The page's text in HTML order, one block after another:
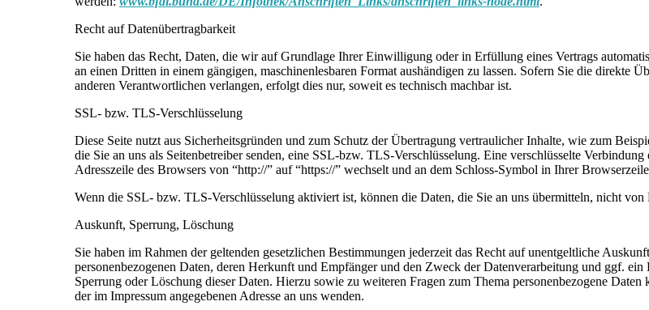
Recht auf Datenübertragbarkeit
Sie haben das Recht, Daten, die wir auf Grundlage Ihrer Einwilligung oder in Erfüllung eines Vertrags
an einen Dritten in einem gängigen, maschinenlesbaren Format aushändigen zu lassen. Sofern Sie die direkte
anderen Verantwortlichen verlangen, erfolgt dies nur, soweit es technisch machbar ist.
SSL- bzw. TLS-Verschlüsselung
Diese Seite nutzt aus Sicherheitsgründen und zum Schutz der Übertragung vertraulicher Inhalte, wie zum
die Sie an uns als Seitenbetreiber senden, eine SSL-bzw. TLS-Verschlüsselung. Eine verschlüsselte Verbindung
Adresszeile des Browsers von “http://” auf “https://” wechselt und an dem Schloss-Symbol in Ihrer
Wenn die SSL- bzw. TLS-Verschlüsselung aktiviert ist, können die Daten, die Sie an uns übermitteln, nicht von
Auskunft, Sperrung, Löschung
Sie haben im Rahmen der geltenden gesetzlichen Bestimmungen jederzeit das Recht auf unentgeltliche
personenbezogenen Daten, deren Herkunft und Empfänger und den Zweck der Datenverarbeitung und ggf.
Sperrung oder Löschung dieser Daten. Hierzu sowie zu weiteren Fragen zum Thema personenbezogene Daten
der im Impressum angegebenen Adresse an uns wenden.